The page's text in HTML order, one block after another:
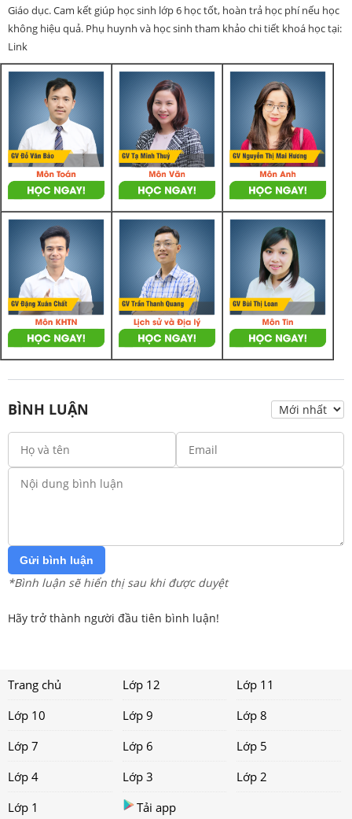
Giáo dục. Cam kết giúp học sinh lớp 6 học tốt, hoàn trả học phí nếu học
không hiệu quả. Phụ huynh và học sinh tham khảo chi tiết khoá học tại:
Link
BÌNH LUẬN
Gửi bình luận
*Bình luận sẽ hiển thị sau khi được duyệt
Hãy trở thành người đầu tiên bình luận!
Trang chủ Lớp 12
Lớp 11
Lớp 10
Lớp 9
Lớp 8
Lớp 7
Lớp 6
Lớp 5
Lớp 4
Lớp 3
Lớp 2
Lớp 1
Tải app